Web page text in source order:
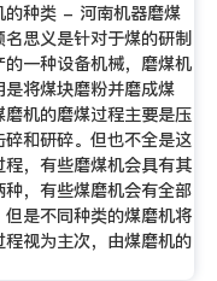
的种类 - 河南机器磨煤
名思义是针对于煤的研制
的一种设备机械，磨煤机
是将煤块磨粉并磨成煤
磨机的磨煤过程主要是压
碎和研碎。但也不全是这
程，有些磨煤机会具有其
种，有些煤磨机会有全部
但是不同种类的煤磨机将
程视为主次，由煤磨机的